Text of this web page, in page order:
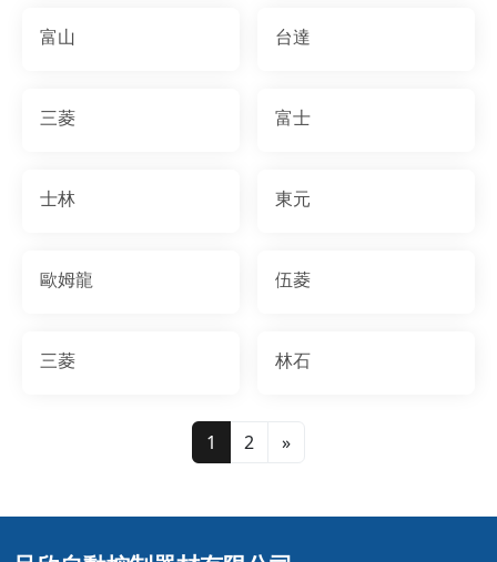
富山 台達
三菱 富士
士林 東元
歐姆龍 伍菱
三菱 林石
1 2 »